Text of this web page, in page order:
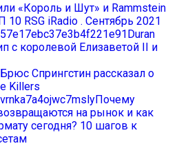
«Король и Шут» и Rammstein
10 RSG iRadio . Сентябрь 2021
Duran
с королевой Елизаветой II и
Брюс Спрингстин рассказал о
Killers
Почему
на рынок и как
сегодня? 10 шагов к